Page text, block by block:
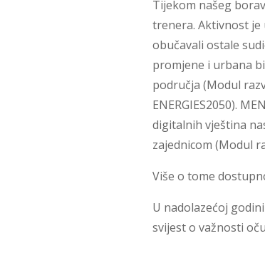
Tijekom našeg
trenera. Aktivnost
obučavali ostale
promjene i urbana
područja (Modul
ENERGIES2050).
digitalnih vještina
zajednicom (Modul
Više o tome
U nadolazećoj
svijest o važnosti